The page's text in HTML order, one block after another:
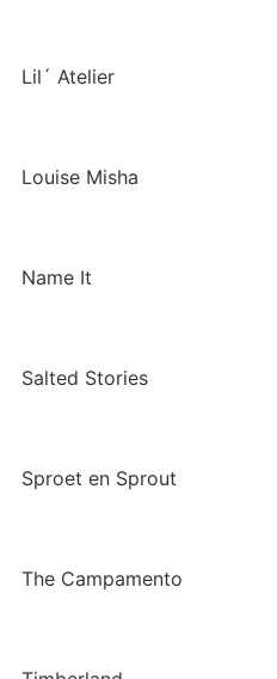
Lil´ Atelier
Louise Misha
Name It
Salted Stories
Sproet en Sprout
The Campamento